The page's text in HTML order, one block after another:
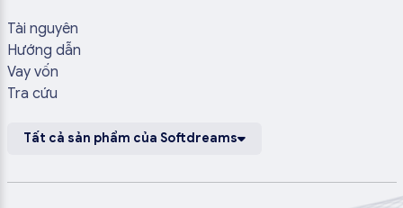
Tài nguyên
Hướng dẫn
Vay vốn
Tra cứu
Tất cả sản phẩm của Softdreams